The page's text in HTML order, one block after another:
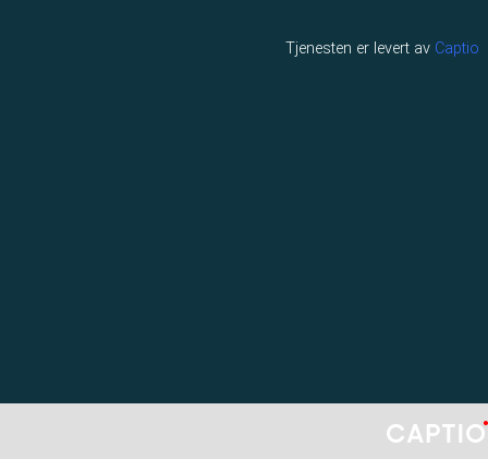
Tjenesten er levert av Captio